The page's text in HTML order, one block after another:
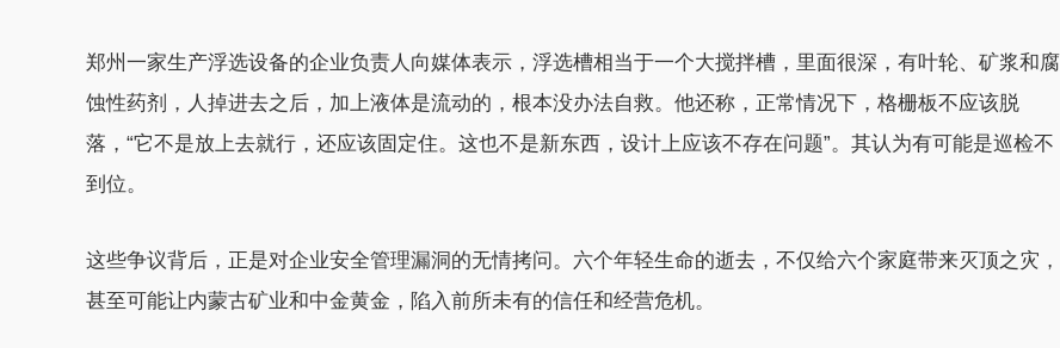
郑州一家生产浮选设备的企业负责人向媒体表示，浮选槽相当于一个大搅拌槽，里面很深，有叶轮、矿浆和腐
蚀性药剂，人掉进去之后，加上液体是流动的，根本没办法自救。他还称，正常情况下，格栅板不应该脱
落，“它不是放上去就行，还应该固定住。这也不是新东西，设计上应该不存在问题”。其认为有可能是巡检不
到位。
这些争议背后，正是对企业安全管理漏洞的无情拷问。六个年轻生命的逝去，不仅给六个家庭带来灭顶之灾，
甚至可能让内蒙古矿业和中金黄金，陷入前所未有的信任和经营危机。